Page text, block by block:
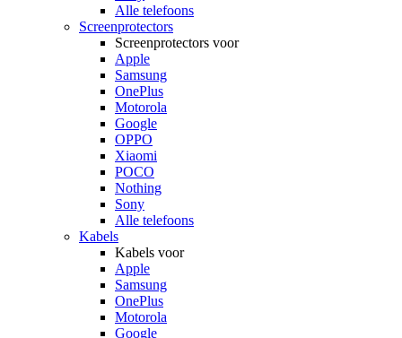
Alle telefoons
Screenprotectors
Screenprotectors voor
Apple
Samsung
OnePlus
Motorola
Google
OPPO
Xiaomi
POCO
Nothing
Sony
Alle telefoons
Kabels
Kabels voor
Apple
Samsung
OnePlus
Motorola
Google